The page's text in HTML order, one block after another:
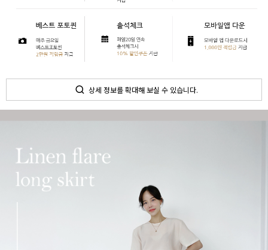
상세 정보를 확대해 보실 수 있습니다.